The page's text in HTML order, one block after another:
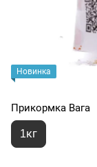
Новинка
Прикормка Вага
1кг